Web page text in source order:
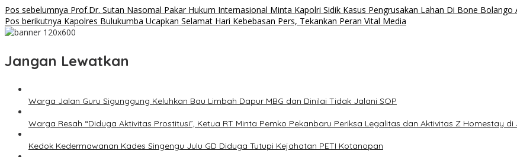
Pos sebelumnya Prof.Dr. Sutan Nasomal Pakar Hukum Internasional Minta Kapolri Sidik Kasus Pengrusakan Lahan Di Bone Bolango
Pos berikutnya Kapolres Bulukumba Ucapkan Selamat Hari Kebebasan Pers, Tekankan Peran Vital Media
Jangan Lewatkan
Warga Jalan Guru Sigunggung Keluhkan Bau Limbah Dapur MBG dan Dinilai Tidak Jalani SOP
Warga Resah “Diduga Aktivitas Prostitusi”, Ketua RT Minta Pemko Pekanbaru Periksa Legalitas dan Aktivitas Z Homestay
Kedok Kedermawanan Kades Singengu Julu GD Diduga Tutupi Kejahatan PETI Kotanopan